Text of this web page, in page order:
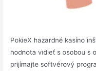
PokieX hazardné kasíno
hodnota vidieť s osobou s
prijímajte softvérový